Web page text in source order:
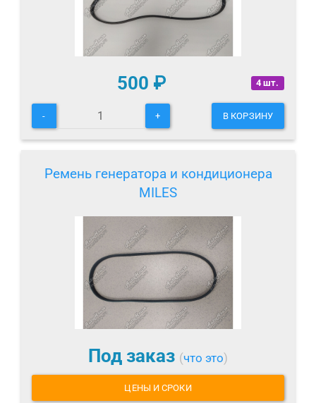
4 шт.
500 ₽
- + В КОРЗИНУ
Ремень генератора и кондиционера
MILES
Под заказ (что это)
ЦЕНЫ И СРОКИ